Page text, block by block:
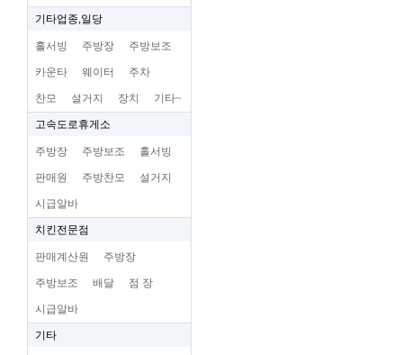
기타업종,일당
홀서빙 주방장 주방보조
카운타 웨이터 주차
찬모 설거지 장치 기타~
고속도로휴게소
주방장 주방보조 홀서빙
판매원 주방찬모 설거지
시급알바
치킨전문점
판매계산원 주방장
주방보조 배달 점 장
시급알바
기타